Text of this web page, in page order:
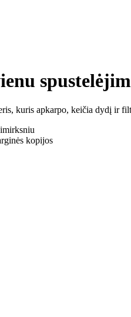
kuris apkarpo, keičia dydį ir
kopijos